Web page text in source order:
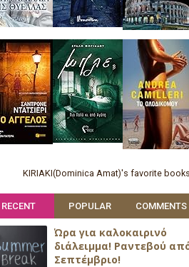
KIRIAKI(Dominica Amat)'s favorite
RECENT POPULAR COMMENTS
Ώρα για καλοκαιρινό
διάλειμμα! Ραντεβού
Σεπτέμβριο!